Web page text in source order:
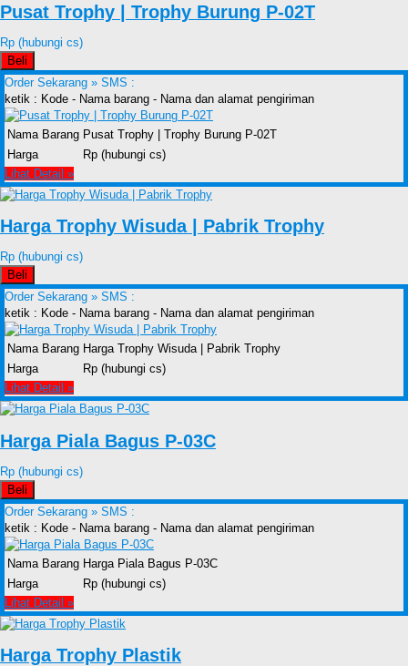
Pusat Trophy | Trophy Burung P-02T
Rp (hubungi cs)
Beli
Order Sekarang » SMS :
ketik : Kode - Nama barang - Nama dan alamat pengiriman
Nama Barang Pusat Trophy | Trophy Burung P-02T
Harga
Rp (hubungi cs)
Lihat Detail »
Harga Trophy Wisuda | Pabrik Trophy
Rp (hubungi cs)
Beli
Order Sekarang » SMS :
ketik : Kode - Nama barang - Nama dan alamat pengiriman
Nama Barang Harga Trophy Wisuda | Pabrik Trophy
Harga
Rp (hubungi cs)
Lihat Detail »
Harga Piala Bagus P-03C
Rp (hubungi cs)
Beli
Order Sekarang » SMS :
ketik : Kode - Nama barang - Nama dan alamat pengiriman
Nama Barang Harga Piala Bagus P-03C
Harga
Rp (hubungi cs)
Lihat Detail »
Harga Trophy Plastik